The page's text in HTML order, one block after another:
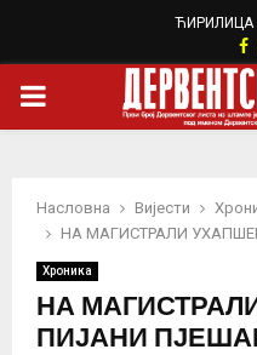
ЋИРИЛИЦА
PRIMARY
Насловна Вијести
НА МАГИСТРАЛИ
Хроника
НА
ПИЈАНИ